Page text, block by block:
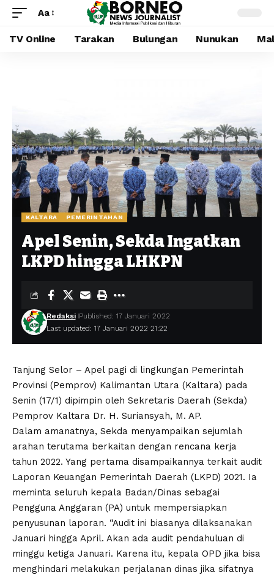
Aa
TV Online Tarakan Bulungan Nunukan
KALTARA PEMERINTAHAN
Apel Senin, Sekda Ingatkan
LKPD hingga LHKPN
Last updated: 17 Januari 2022 21:22
Redaksi Published: 17 Januari 2022
Tanjung Selor – Apel pagi di lingkungan Pemerintah
Provinsi (Pemprov) Kalimantan Utara (Kaltara) pada
Senin (17/1) dipimpin oleh Sekretaris Daerah (Sekda)
Pemprov Kaltara Dr. H. Suriansyah, M. AP.
Dalam amanatnya, Sekda menyampaikan sejumlah
arahan terutama berkaitan dengan rencana kerja
tahun 2022. Yang pertama disampaikannya terkait audit
Laporan Keuangan Pemerintah Daerah (LKPD) 2021. Ia
meminta seluruh kepala Badan/Dinas sebagai
Pengguna Anggaran (PA) untuk mempersiapkan
penyusunan laporan. “Audit ini biasanya dilaksanakan
Januari hingga April. Akan ada audit pendahuluan di
minggu ketiga Januari. Karena itu, kepala OPD jika bisa
menghindari melakukan perjalanan dinas jika sifatnya